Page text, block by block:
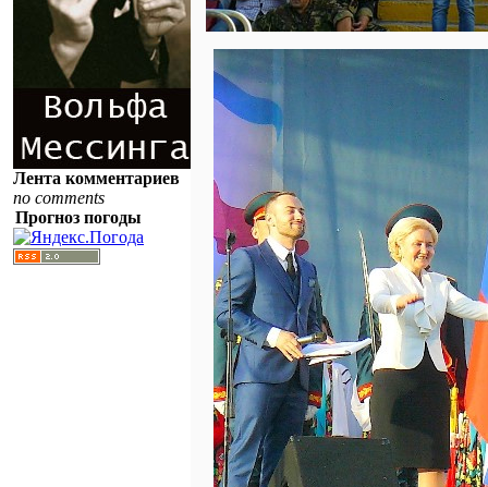
Лента комментариев
no comments
Прогноз погоды